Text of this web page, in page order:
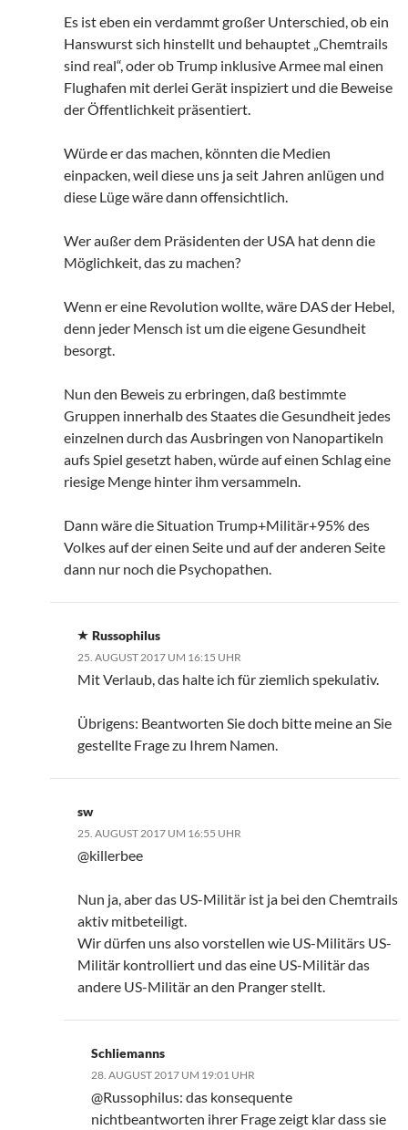
Es ist eben ein verdammt großer Unterschied, ob ein
Hanswurst sich hinstellt und behauptet „Chemtrails
sind real“, oder ob Trump inklusive Armee mal einen
Flughafen mit derlei Gerät inspiziert und die Beweise
der Öffentlichkeit präsentiert.
Würde er das machen, könnten die Medien
einpacken, weil diese uns ja seit Jahren anlügen und
diese Lüge wäre dann offensichtlich.
Wer außer dem Präsidenten der USA hat denn die
Möglichkeit, das zu machen?
Wenn er eine Revolution wollte, wäre DAS der Hebel,
denn jeder Mensch ist um die eigene Gesundheit
besorgt.
Nun den Beweis zu erbringen, daß bestimmte
Gruppen innerhalb des Staates die Gesundheit jedes
einzelnen durch das Ausbringen von Nanopartikeln
aufs Spiel gesetzt haben, würde auf einen Schlag eine
riesige Menge hinter ihm versammeln.
Dann wäre die Situation Trump+Militär+95% des
Volkes auf der einen Seite und auf der anderen Seite
dann nur noch die Psychopathen.
Russophilus
25. AUGUST 2017 UM 16:15 UHR
Mit Verlaub, das halte ich für ziemlich spekulativ.
Übrigens: Beantworten Sie doch bitte meine an Sie
gestellte Frage zu Ihrem Namen.
sw
25. AUGUST 2017 UM 16:55 UHR
@killerbee
Nun ja, aber das US-Militär ist ja bei den Chemtrails
aktiv mitbeteiligt.
Wir dürfen uns also vorstellen wie US-Militärs US-
Militär kontrolliert und das eine US-Militär das
andere US-Militär an den Pranger stellt.
Schliemanns
28. AUGUST 2017 UM 19:01 UHR
@Russophilus: das konsequente
nichtbeantworten ihrer Frage zeigt klar dass sie